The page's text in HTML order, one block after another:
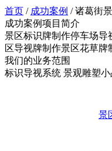
首页 / 成功案例 /诸葛街
成功案例项目简介
景区标识牌制作停车场导
区导视牌制作景区花草
我们的业务范围
标识导视系统 景观雕塑小
景